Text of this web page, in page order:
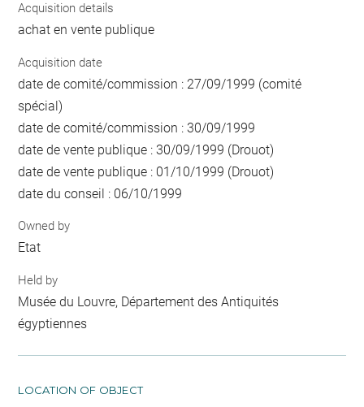
Acquisition details
achat en vente publique
Acquisition date
date de comité/commission : 27/09/1999 (comité
spécial)
date de comité/commission : 30/09/1999
date de vente publique : 30/09/1999 (Drouot)
date de vente publique : 01/10/1999 (Drouot)
date du conseil : 06/10/1999
Owned by
Etat
Held by
Musée du Louvre, Département des Antiquités
égyptiennes
LOCATION OF OBJECT